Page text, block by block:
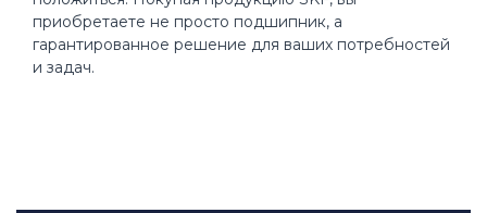
приобретаете не просто подшипник, а
гарантированное решение для ваших потребностей
и задач.